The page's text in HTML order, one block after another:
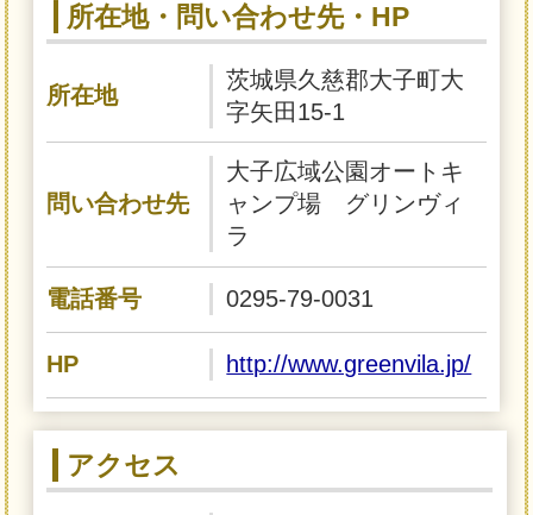
所在地・問い合わせ先・HP
所在地
茨城県久慈郡大子町大
字矢田15-1
問い合わせ先
大子広域公園オートキ
ャンプ場 グリンヴィ
ラ
電話番号 0295-79-0031
HP http://www.greenvila.jp/
アクセス